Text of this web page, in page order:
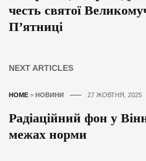
честь святої
П’ятниці
NEXT ARTICLES
HOME > НОВИНИ 27 ЖОВТНЯ, 2025
Радіаційний фон у
межах норми